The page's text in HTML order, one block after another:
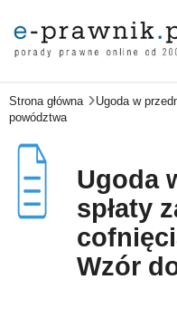
MÓJ E-
PORADY
PRAWO NA CO
Strona główna
Ugoda w
powództwa
Ugoda
spłaty
Wzór